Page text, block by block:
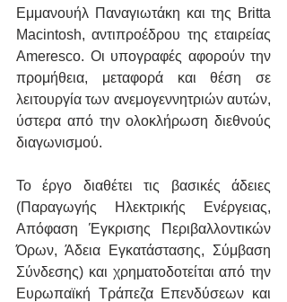
Εμμανουήλ Παναγιωτάκη και της Britta
Macintosh, αντιπροέδρου της εταιρείας
Ameresco. Οι υπογραφές αφορούν την
προμήθεια, μεταφορά και θέση σε
λειτουργία των ανεμογεννητριών αυτών,
ύστερα από την ολοκλήρωση διεθνούς
διαγωνισμού.
Το έργο διαθέτει τις βασικές άδειες
(Παραγωγής Ηλεκτρικής Ενέργειας,
Απόφαση Έγκρισης Περιβαλλοντικών
Όρων, Άδεια Εγκατάστασης, Σύμβαση
Σύνδεσης) και χρηματοδοτείται από την
Ευρωπαϊκή Τράπεζα Επενδύσεων και